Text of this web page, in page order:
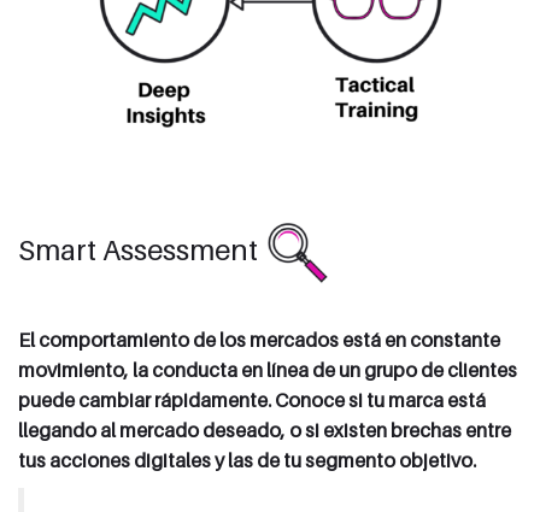
Smart Assessment
El comportamiento de los mercados está en constante
movimiento, la conducta en línea de un grupo de clientes
puede cambiar rápidamente. Conoce si tu marca está
llegando al mercado deseado, o si existen brechas entre
tus acciones digitales y las de tu segmento objetivo.